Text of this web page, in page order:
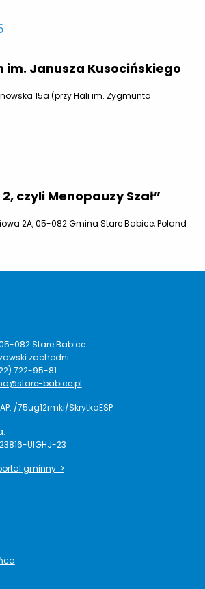
im. Janusza Kusocińskiego
15a (przy Hali im. Zygmunta
czyli Menopauzy Szał”
2A, 05-082 Gmina Stare Babice, Poland
082 Stare Babice
zachodni
722-95-81
babice.pl
/75ug12rmki/SkrytkaESP
UIGHJ-23
gminny >